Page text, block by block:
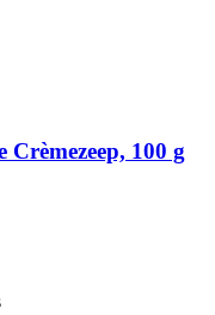
Crèmezeep, 100 g